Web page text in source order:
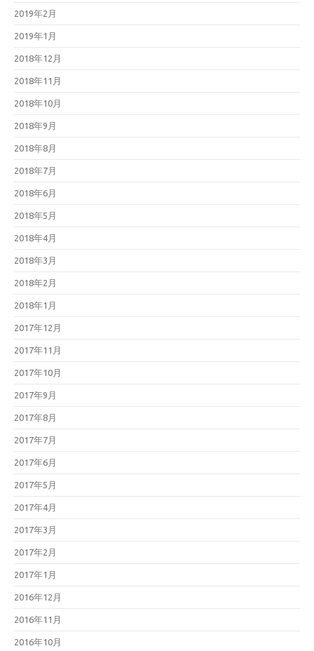
2019年2月
2019年1月
2018年12月
2018年11月
2018年10月
2018年9月
2018年8月
2018年7月
2018年6月
2018年5月
2018年4月
2018年3月
2018年2月
2018年1月
2017年12月
2017年11月
2017年10月
2017年9月
2017年8月
2017年7月
2017年6月
2017年5月
2017年4月
2017年3月
2017年2月
2017年1月
2016年12月
2016年11月
2016年10月